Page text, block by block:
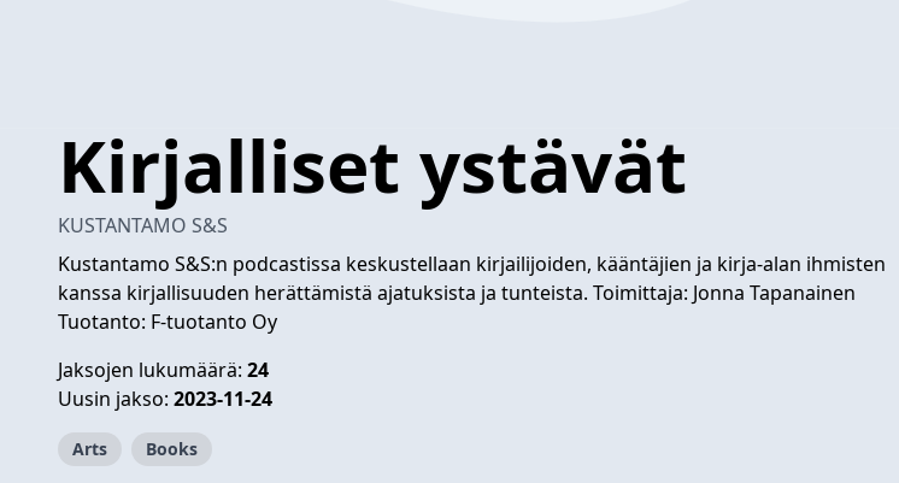
Kirjalliset ystävät
KUSTANTAMO S&S
Kustantamo S&S:n podcastissa keskustellaan kirjailijoiden, kääntäjien ja kirja-alan ihmisten
kanssa kirjallisuuden herättämistä ajatuksista ja tunteista. Toimittaja: Jonna Tapanainen
Tuotanto: F-tuotanto Oy
Jaksojen lukumäärä: 24
Uusin jakso: 2023-11-24
Arts Books